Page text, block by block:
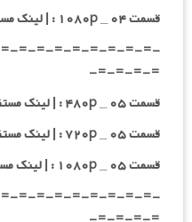
قسمت ۰۴ _ ۱۰۸۰p : | لینک مستقیم | دوبله فارسی
=-=-=-=-=-=-=-=-
=-=-=-=-
قسمت ۰۵ _ ۴۸۰p : | لینک مستقیم | دوبله فارسی
قسمت ۰۵ _ ۷۲۰p : | لینک مستقیم | دوبله فارسی
قسمت ۰۵ _ ۱۰۸۰p : | لینک مستقیم | دوبله فارسی
=-=-=-=-=-=-=-=-